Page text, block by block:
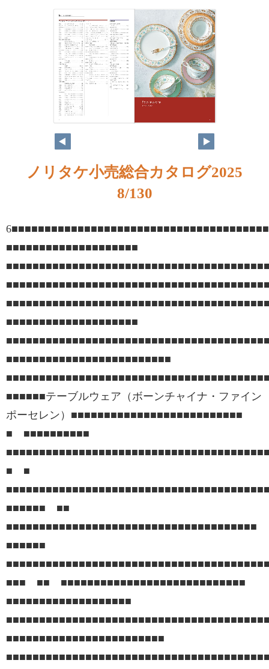
ノリタケ小売総合カタログ2025
8/130
■■■■■■■■■■■■■■■■■■■■
■■■■■■■■■■■■■■■■■■■■
■■■■■■■■■■■■■■■■■■■■■■■■■
■■■■■■テーブルウェア（ボーンチャイナ・ファイン
ポーセレン）■■■■■■■■■■■■■■■■■■■■■■■■■■
■ ■■■■■■■■■■
■ ■
■■■■■■ ■■
■■■■■■■■■■■■■■■■■■■■■■■■■■■■■■■■■■■■■■
■■■■■■
■■■ ■■ ■■■■■■■■■■■■■■■■■■■■■■■■■■■■
■■■■■■■■■■■■■■■■■■■
■■■■■■■■■■■■■■■■■■■■■■■■